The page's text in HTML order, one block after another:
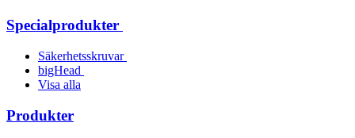
Specialprodukter
Säkerhetsskruvar
bigHead
Visa alla
Produkter